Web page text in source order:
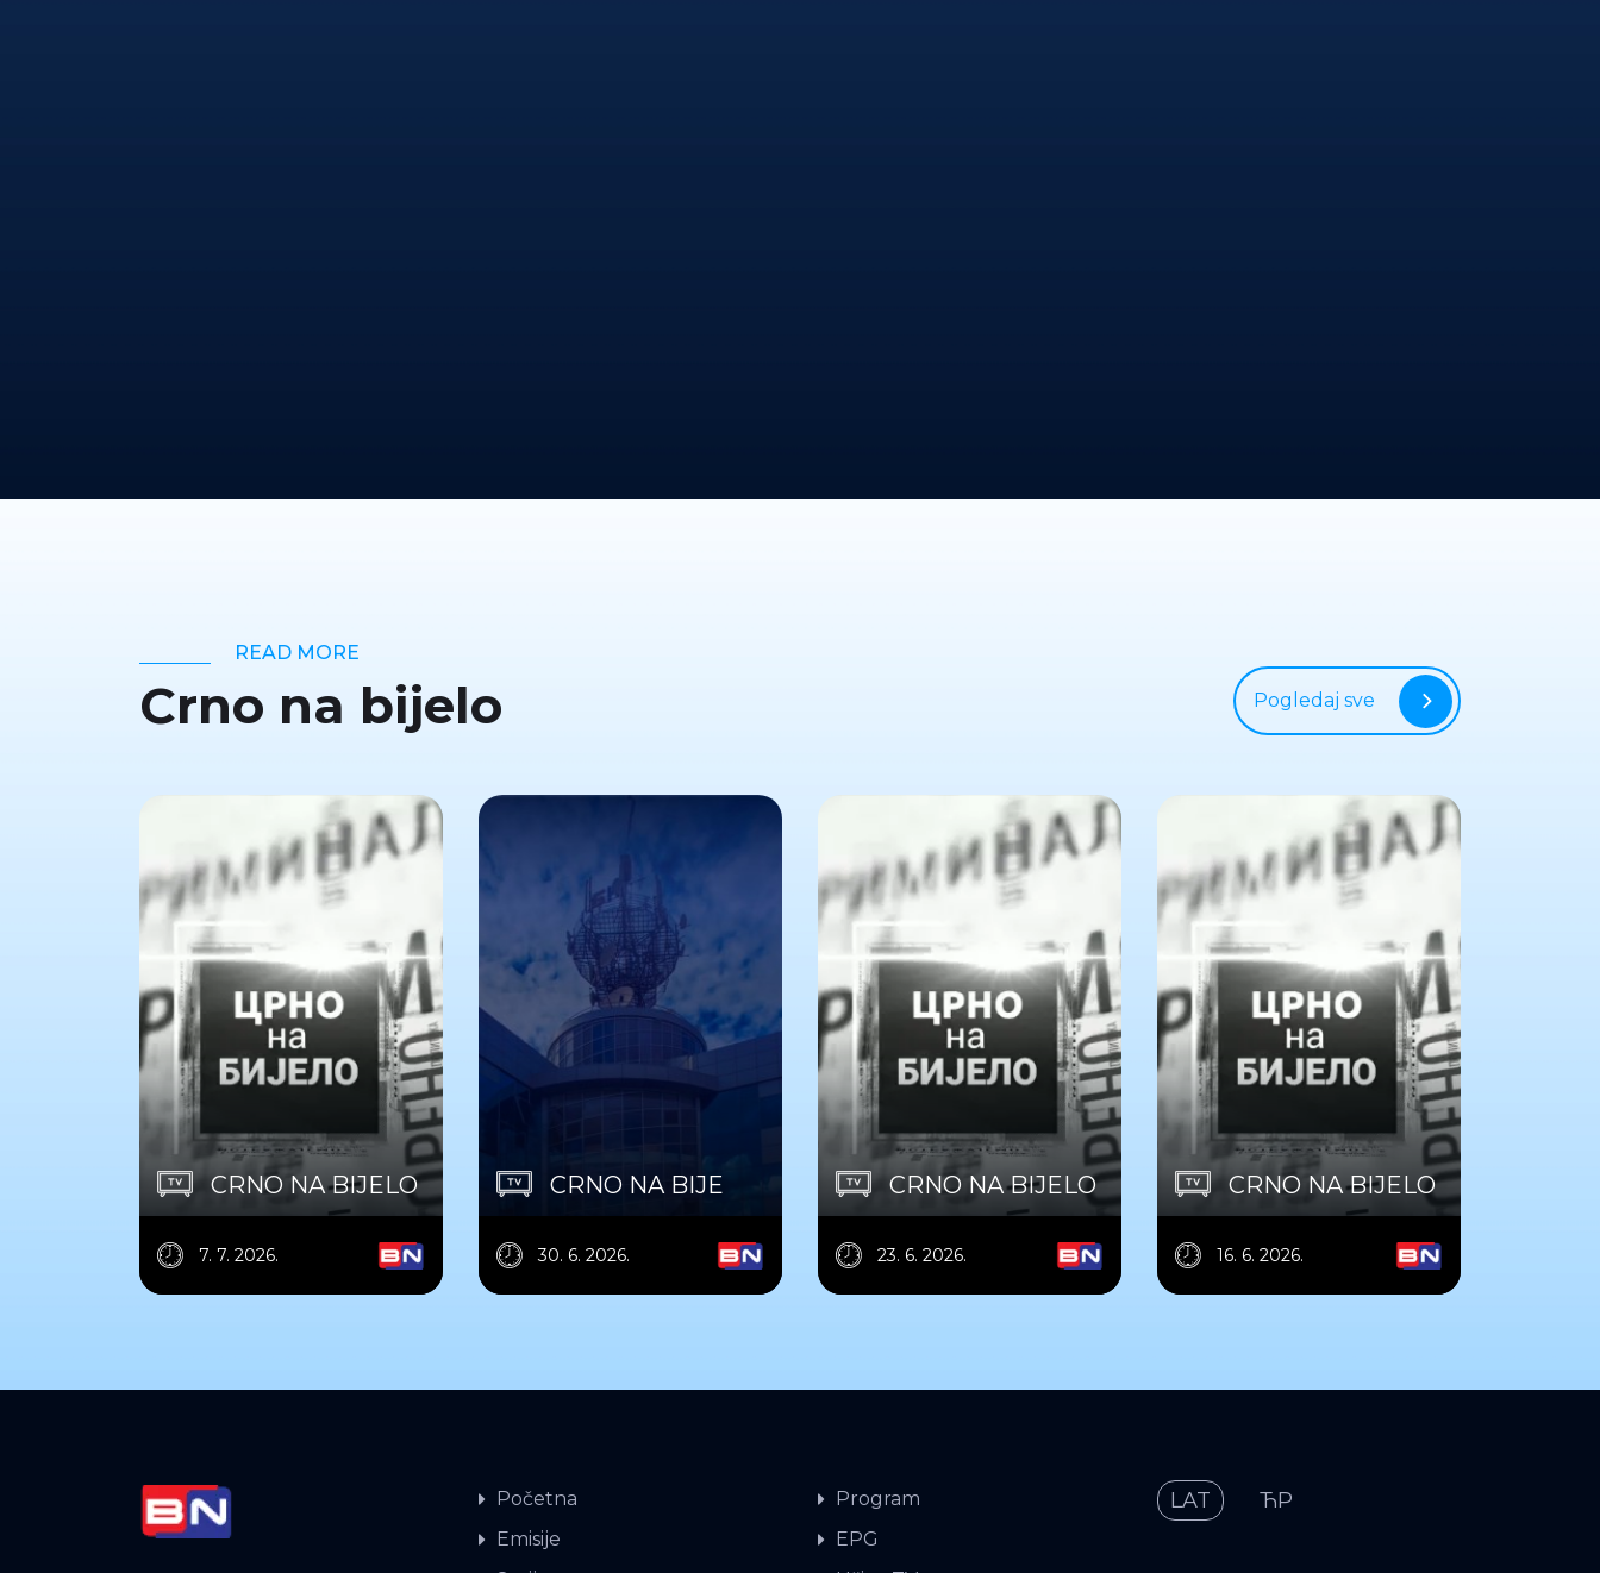
READ MORE
Crno na bijelo Pogledaj sve
CRNO NA BIJELO
7. 7. 2026.
CRNO NA BIJE
30. 6. 2026.
CRNO NA BIJELO
23. 6. 2026.
CRNO NA BIJELO
16. 6. 2026.
Početna
Emisije
Program
EPG
LAT ЋР